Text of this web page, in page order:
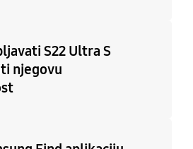
S22 Ultra S
njegovu